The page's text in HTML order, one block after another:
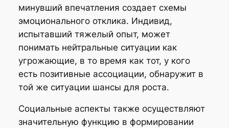
минувший впечатления создает схемы
эмоционального отклика. Индивид,
испытавший тяжелый опыт, может
понимать нейтральные ситуации как
угрожающие, в то время как тот, у кого
есть позитивные ассоциации, обнаружит в
той же ситуации шансы для роста.
Социальные аспекты также осуществляют
значительную функцию в формировании